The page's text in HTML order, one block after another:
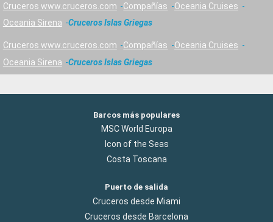
Cruceros www.cruceros.com Compañías
Oceania Cruises
Oceania Sirena
Cruceros Islas Griegas
Cruceros www.cruceros.com Compañías
Oceania Cruises
Oceania Sirena
Cruceros Islas Griegas
Barcos más populares
MSC World Europa
Icon of the Seas
Costa Toscana
Puerto de salida
Cruceros desde Miami
Cruceros desde Barcelona